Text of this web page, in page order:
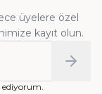
üyelere özel
kayıt olun.